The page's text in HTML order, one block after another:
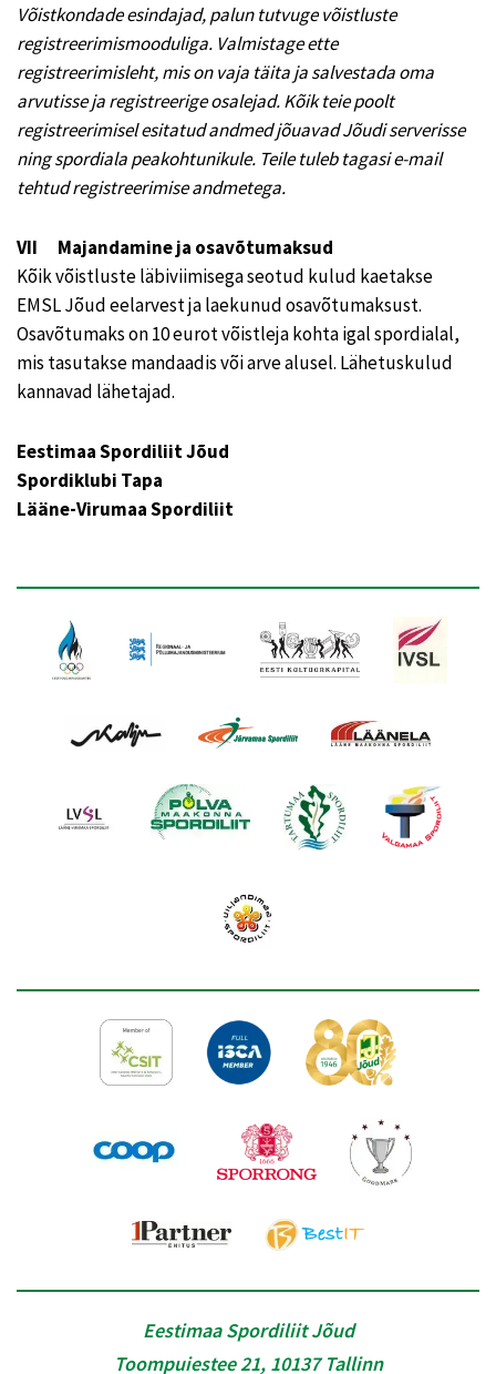
Võistkondade esindajad, palun tutvuge võistluste
registreerimismooduliga. Valmistage ette
registreerimisleht, mis on vaja täita ja salvestada oma
arvutisse ja registreerige osalejad. Kõik teie poolt
registreerimisel esitatud andmed jõuavad Jõudi serverisse
ning spordiala peakohtunikule. Teile tuleb tagasi e-mail
tehtud registreerimise andmetega.
VII Majandamine ja osavõtumaksud
Kõik võistluste läbiviimisega seotud kulud kaetakse
EMSL Jõud eelarvest ja laekunud osavõtumaksust.
Osavõtumaks on 10 eurot võistleja kohta igal spordialal,
mis tasutakse mandaadis või arve alusel. Lähetuskulud
kannavad lähetajad.
Eestimaa Spordiliit Jõud
Spordiklubi Tapa
Lääne-Virumaa Spordiliit
Eestimaa Spordiliit Jõud
Toompuiestee 21, 10137 Tallinn